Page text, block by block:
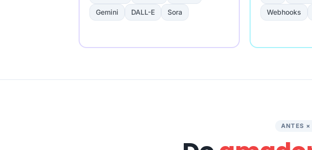
Gemini
DALL-E Sora
Webhooks
ANTES ×